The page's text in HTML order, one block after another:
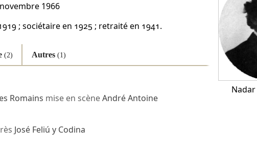
Nadar
1966
; sociétaire en 1925 ; retraité en 1941.
(2) Autres(1)
Romains mise en scèneAndré Antoine
José Feliú y Codina